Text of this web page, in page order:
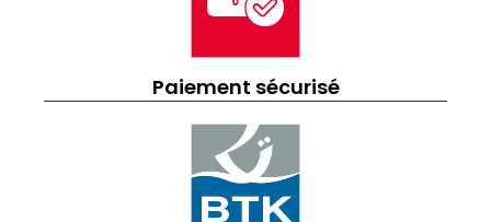
Paiement sécurisé